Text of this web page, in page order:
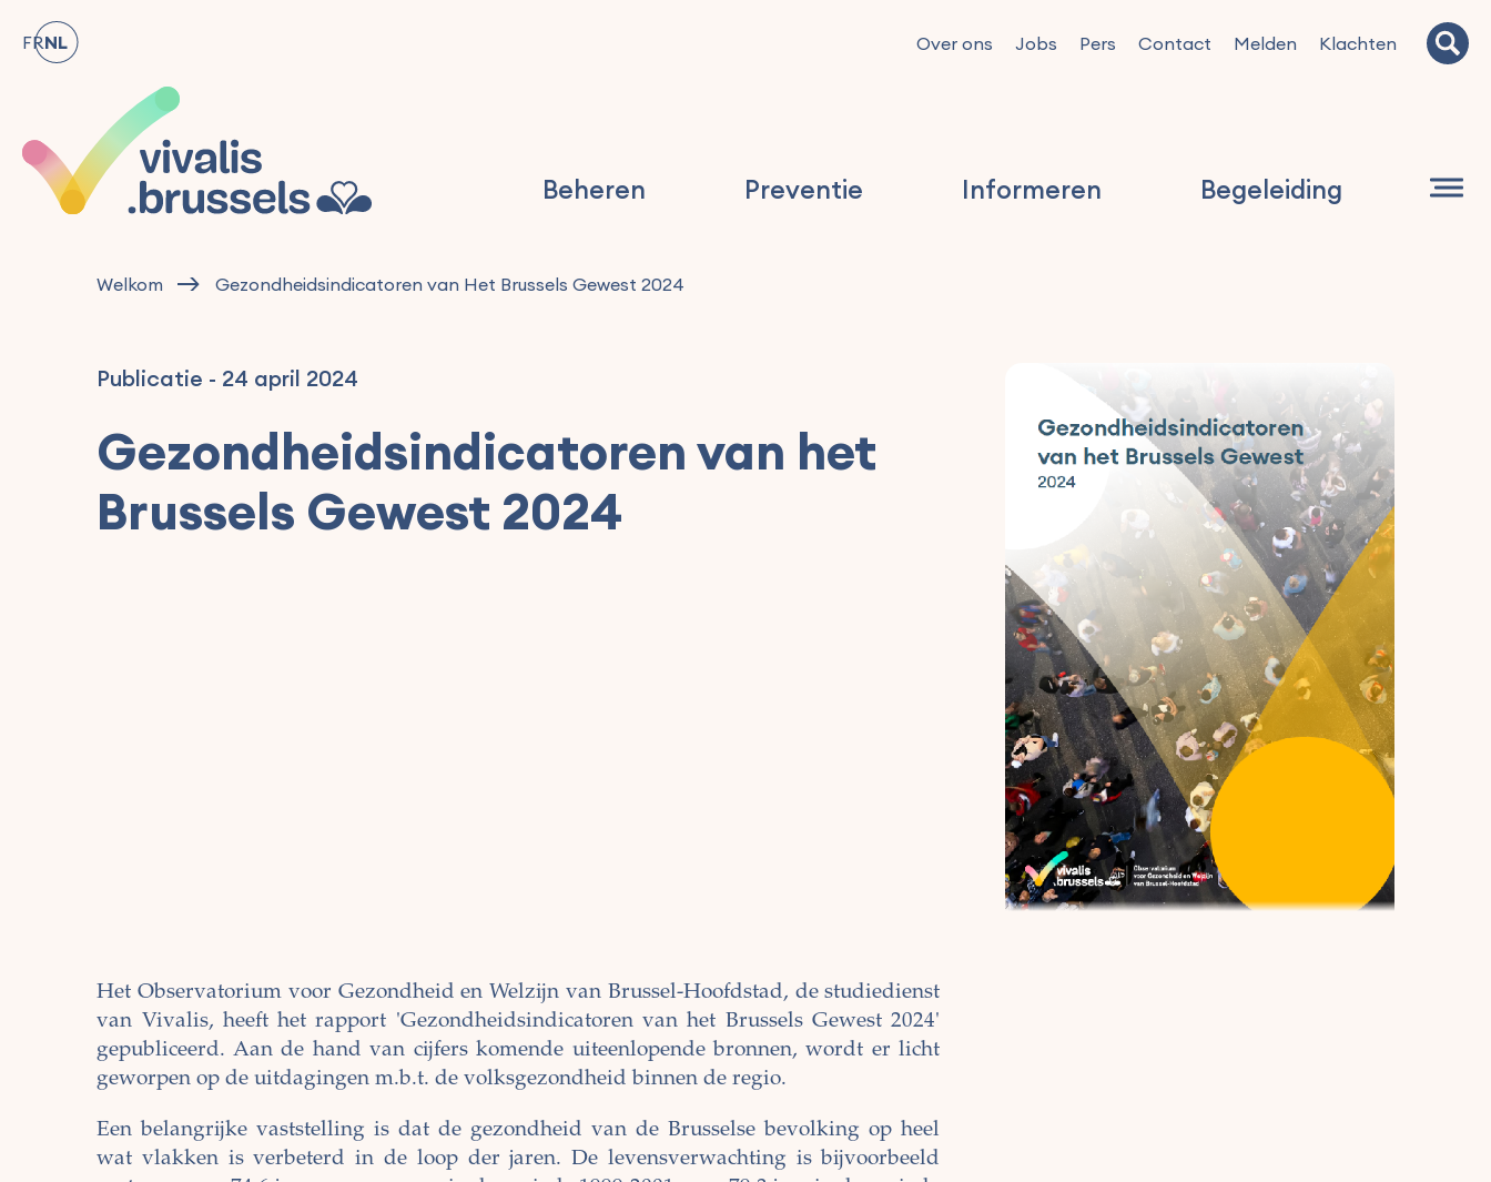
FRNL Over ons Jobs Pers Contact Melden Klachten
Beheren Preventie Informeren Begeleiding
Welkom Gezondheidsindicatoren van Het Brussels Gewest 2024
Publicatie - 24 april 2024
Gezondheidsindicatoren van het
Brussels Gewest 2024
Het Observatorium voor Gezondheid en Welzijn van Brussel-Hoofdstad, de studiedienst
van Vivalis, heeft het rapport 'Gezondheidsindicatoren van het Brussels Gewest 2024'
gepubliceerd. Aan de hand van cijfers komende uiteenlopende bronnen, wordt er licht
geworpen op de uitdagingen m.b.t. de volksgezondheid binnen de regio.
Een belangrijke vaststelling is dat de gezondheid van de Brusselse bevolking op heel
wat vlakken is verbeterd in de loop der jaren. De levensverwachting is bijvoorbeeld